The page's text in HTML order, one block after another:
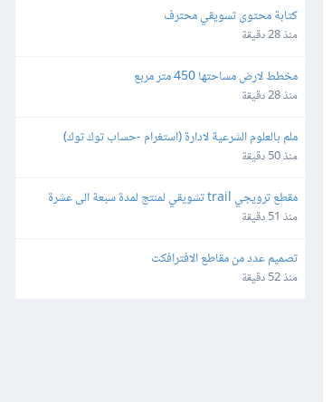
كتابة محتوى تسويقي محترف
منذ 28 دقيقة
مخطط لارض مساحتها 450 متر مربع
منذ 28 دقيقة
ملم بالعلوم الشرعية لادارة (استغرام -حساب توك توك)
منذ 50 دقيقة
ثواني بشكل احترافي
منذ 51 دقيقة
تصميم عدد من مقاطع الافترافكت
منذ 52 دقيقة